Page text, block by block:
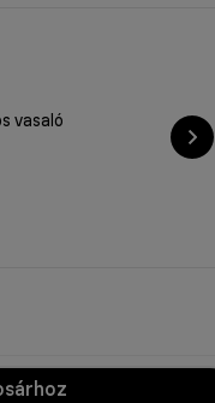
vasaló